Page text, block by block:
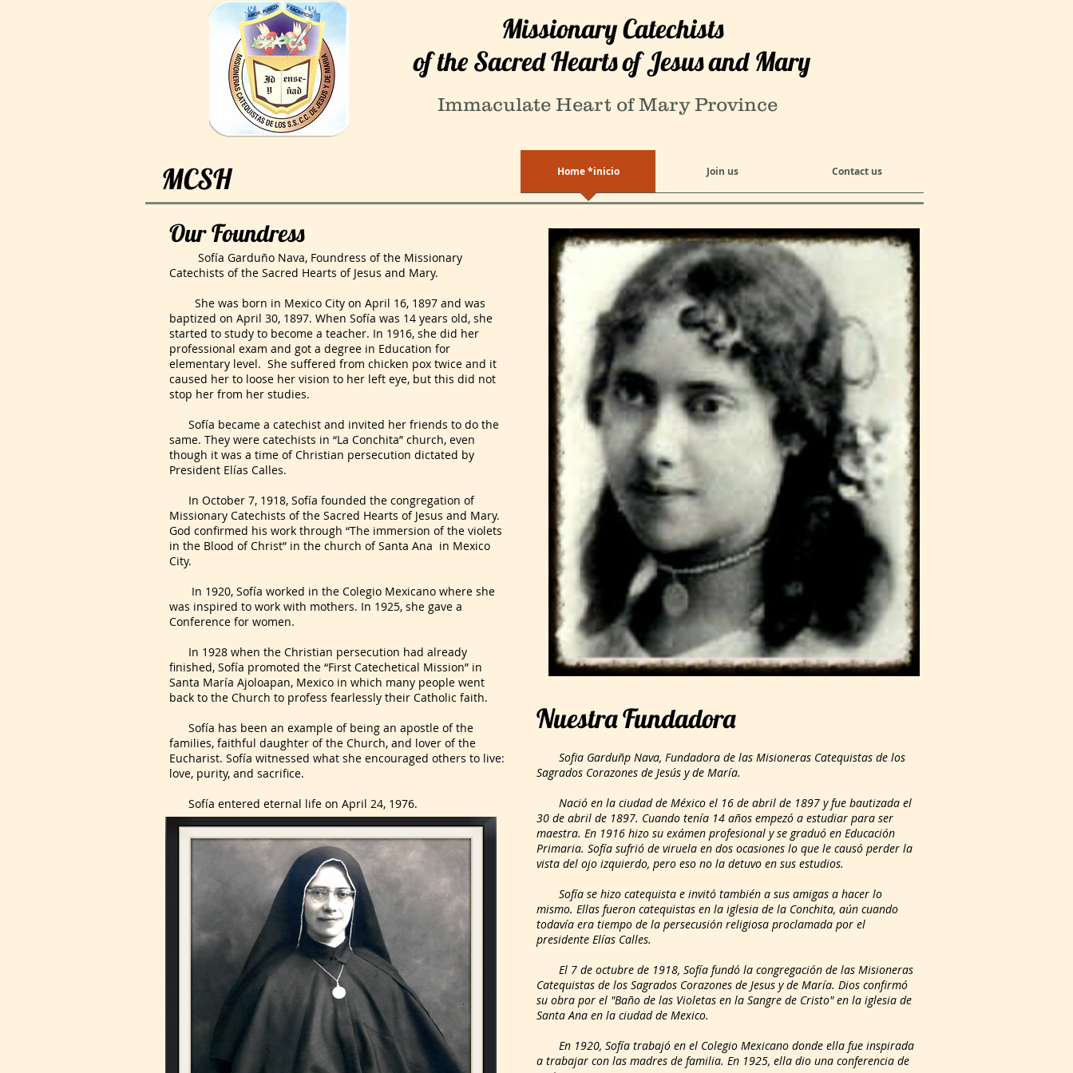
Missionary Catechists
of the Sacred Hearts of Jesus and Mary
Immaculate Heart of Mary Province
MCSH Home *inicio Join us Contact us
Our Foundress
Sofía Garduño Nava, Foundress of the Missionary
Catechists of the Sacred Hearts of Jesus and Mary.
She was born in Mexico City on April 16, 1897 and was
baptized on April 30, 1897. When Sofía was 14 years old, she
started to study to become a teacher. In 1916, she did her
professional exam and got a degree in Education for
elementary level. She suffered from chicken pox twice and it
caused her to loose her vision to her left eye, but this did not
stop her from her studies.
Sofía became a catechist and invited her friends to do the
same. They were catechists in “La Conchita” church, even
though it was a time of Christian persecution dictated by
President Elías Calles.
In October 7, 1918, Sofía founded the congregation of
Missionary Catechists of the Sacred Hearts of Jesus and Mary.
God confirmed his work through “The immersion of the violets
in the Blood of Christ” in the church of Santa Ana in Mexico
City.
In 1920, Sofía worked in the Colegio Mexicano where she
was inspired to work with mothers. In 1925, she gave a
Conference for women.
In 1928 when the Christian persecution had already
finished, Sofía promoted the “First Catechetical Mission” in
Santa María Ajoloapan, Mexico in which many people went
back to the Church to profess fearlessly their Catholic faith.
Sofía has been an example of being an apostle of the
families, faithful daughter of the Church, and lover of the
Eucharist. Sofía witnessed what she encouraged others to live:
love, purity, and sacrifice.
Sofía entered eternal life on April 24, 1976.
Nuestra Fundadora
Sofia Garduñp Nava, Fundadora de las Misioneras Catequistas de los
Sagrados Corazones de Jesús y de María.
Nació en la ciudad de México el 16 de abril de 1897 y fue bautizada el
30 de abril de 1897. Cuando tenía 14 años empezó a estudiar para ser
maestra. En 1916 hizo su exámen profesional y se graduó en Educación
Primaria. Sofía sufrió de viruela en dos ocasiones lo que le causó perder la
vista del ojo izquierdo, pero eso no la detuvo en sus estudios.
Sofía se hizo catequista e invitó también a sus amigas a hacer lo
mismo. Ellas fueron catequistas en la iglesia de la Conchita, aún cuando
todavía era tiempo de la persecusión religiosa proclamada por el
presidente Elías Calles.
El 7 de octubre de 1918, Sofía fundó la congregación de las Misioneras
Catequistas de los Sagrados Corazones de Jesus y de María. Dios confirmó
su obra por el "Baño de las Violetas en la Sangre de Cristo" en la iglesia de
Santa Ana en la ciudad de Mexico.
En 1920, Sofía trabajó en el Colegio Mexicano donde ella fue inspirada
a trabajar con las madres de familia. En 1925, ella dio una conferencia de